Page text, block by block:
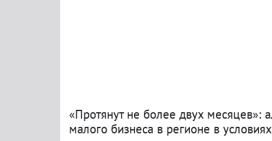
«Протянут не более двух месяцев»:
малого бизнеса в регионе в